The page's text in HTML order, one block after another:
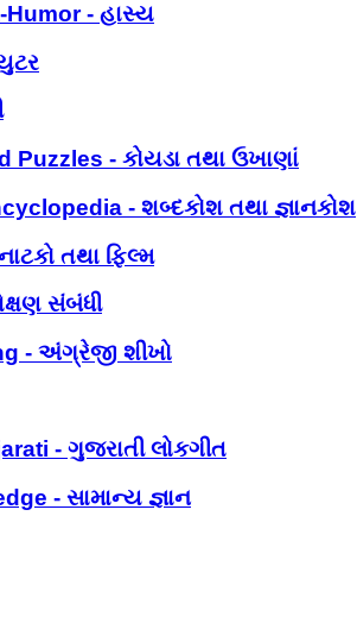
- હાસ્ય
Puzzles - કોયડા તથા ઉખાણાં
- શબ્દકોશ તથા જ્ઞાનકોશ
તથા ફિલ્મ
સંબંધી
- અંગ્રેજી શીખો
- ગુજરાતી લોકગીત
- સામાન્ય જ્ઞાન